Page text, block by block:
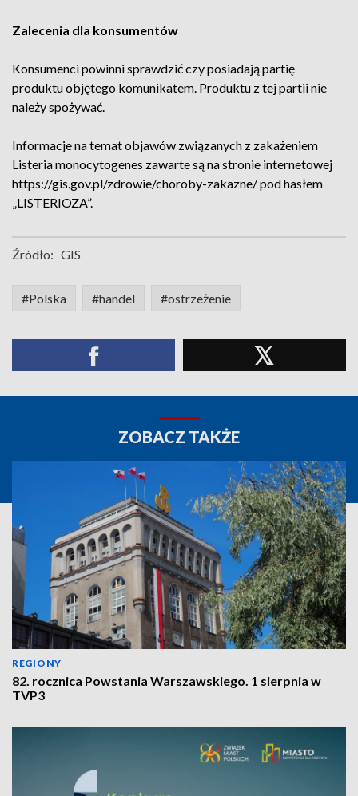
Zalecenia dla konsumentów
Konsumenci powinni sprawdzić czy posiadają partię
produktu objętego komunikatem. Produktu z tej partii nie
należy spożywać.
Informacje na temat objawów związanych z zakażeniem
Listeria monocytogenes zawarte są na stronie internetowej
https://gis.gov.pl/zdrowie/choroby-zakazne/ pod hasłem
„LISTERIOZA”.
Źródło: GIS
#Polska #handel #ostrzeżenie
ZOBACZ TAKŻE
REGIONY
82. rocznica Powstania Warszawskiego. 1 sierpnia w
TVP3